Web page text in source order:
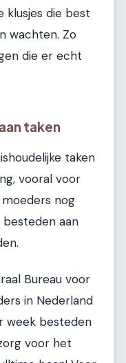
klusjes die best
wachten. Zo
die er echt
taken
taken
vooral voor
nog
aan
Bureau voor
in Nederland
week besteden
voor het